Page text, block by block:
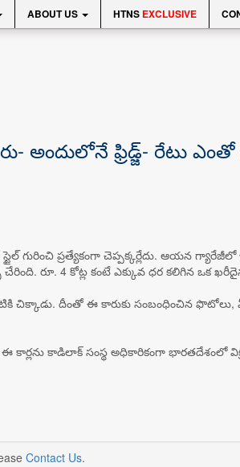
ABOUT US HTNS EXCLUSIVE
అందులోనే ఫ్రిడ్జ్‌- రేటు
గురించి ప్రత్యేకంగా చెప్పక్కర్లేదు. ఆయన
రూ. 4 కోట్ల కంటే ఎక్కువ ధర కలిగిన ఒక
చిక్కాడు. దీంతో ఈ కారుకు సంబంధించిన
కాడిలాక్ సంస్థ అధికారికంగా భారతదేశంలో
Contact Us.